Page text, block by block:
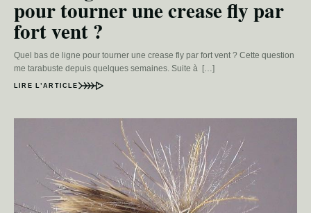
pour tourner une crease fly par
fort vent ?
Quel bas de ligne pour tourner une crease fly par fort vent ? Cette question
me tarabuste depuis quelques semaines. Suite à […]
LIRE L’ARTICLE